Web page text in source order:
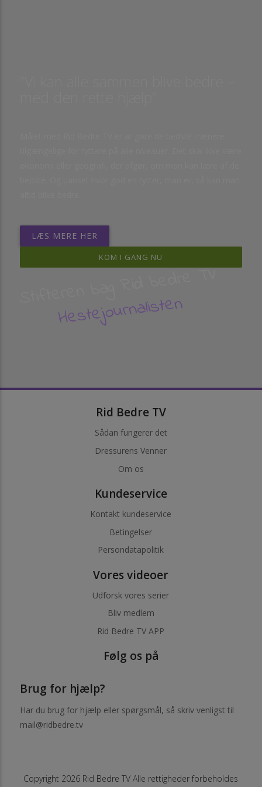
LÆS MERE HER
KOM I GANG NU
Stifteren bag Rid bedre TV
Hestejournalisten
Rid Bedre TV
Sådan fungerer det
Dressurens Venner
Om os
Kundeservice
Kontakt kundeservice
Betingelser
Persondatapolitik
Vores videoer
Udforsk vores serier
Bliv medlem
Rid Bedre TV APP
Følg os på
Brug for hjælp?
Har du brug for hjælp eller spørgsmål, så skriv venligst til
mail@ridbedre.tv
Copyright 2026 Rid Bedre TV Alle rettigheder forbeholdes